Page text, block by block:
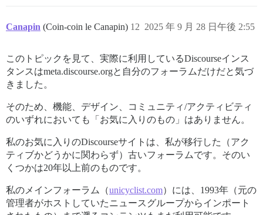
Canapin (Coin-coin le Canapin) 2025 年 9 月 28 日午後 2:55
12
このトピックを見て、実際に利用しているDiscourseインス
タンスはmeta.discourse.orgと自分のフォーラムだけだと気づ
きました。
そのため、機能、デザイン、コミュニティ/アクティビティ
のいずれにおいても「お気に入りのもの」はありません。
私のお気に入りのDiscourseサイトは、私が移行した（アク
ティブかどうかに関わらず）古いフォーラムです。そのい
くつかは20年以上前のものです。
私のメインフォーラム（unicyclist.com）には、1993年（元の
管理者がホストしていたニュースグループからインポート